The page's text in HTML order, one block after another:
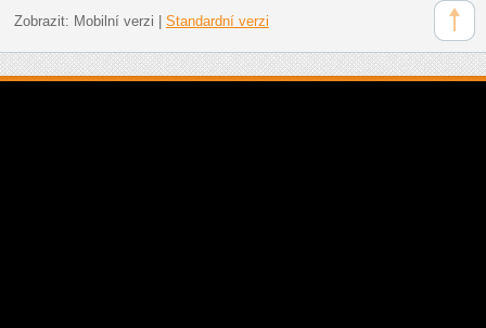
Zobrazit: Mobilní verzi Standardní verzi